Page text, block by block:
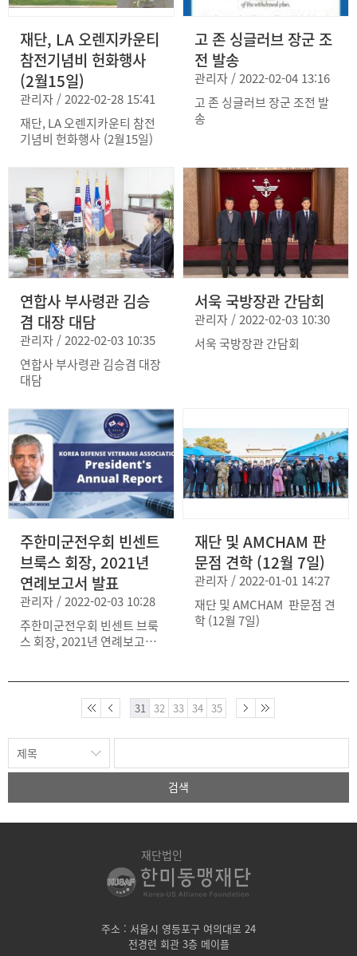
재단, LA 오렌지카운티
참전기념비 헌화행사
(2월15일)
관리자 / 2022-02-28 15:41
재단, LA 오렌지카운티 참전
기념비 헌화행사 (2월15일)
고 존 싱글러브 장군 조
전 발송
관리자 / 2022-02-04 13:16
고 존 싱글러브 장군 조전 발
송
연합사 부사령관 김승
겸 대장 대담
관리자 / 2022-02-03 10:35
연합사 부사령관 김승겸 대장
대담
서욱 국방장관 간담회
관리자 / 2022-02-03 10:30
서욱 국방장관 간담회
주한미군전우회 빈센트
브룩스 회장, 2021년
연례보고서 발표
관리자 / 2022-02-03 10:28
주한미군전우회 빈센트 브룩
스 회장, 2021년 연례보고서
재단 및 AMCHAM 판
문점 견학 (12월 7일)
관리자 / 2022-01-01 14:27
재단 및 AMCHAM 판문점 견
학 (12월 7일)
31 32 33 34 35
검색
재단법인
주소 : 서울시 영등포구 여의대로 24
전경련 회관 3층 메이플